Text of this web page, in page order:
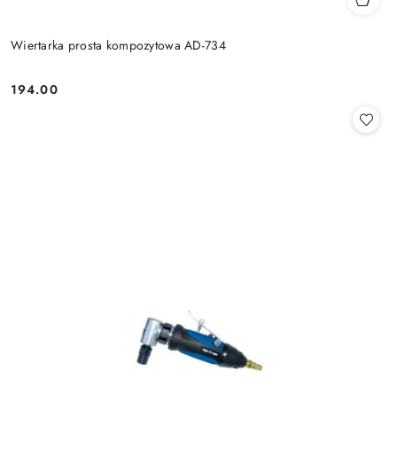
Wiertarka prosta kompozytowa AD-734
Cena:
194.00